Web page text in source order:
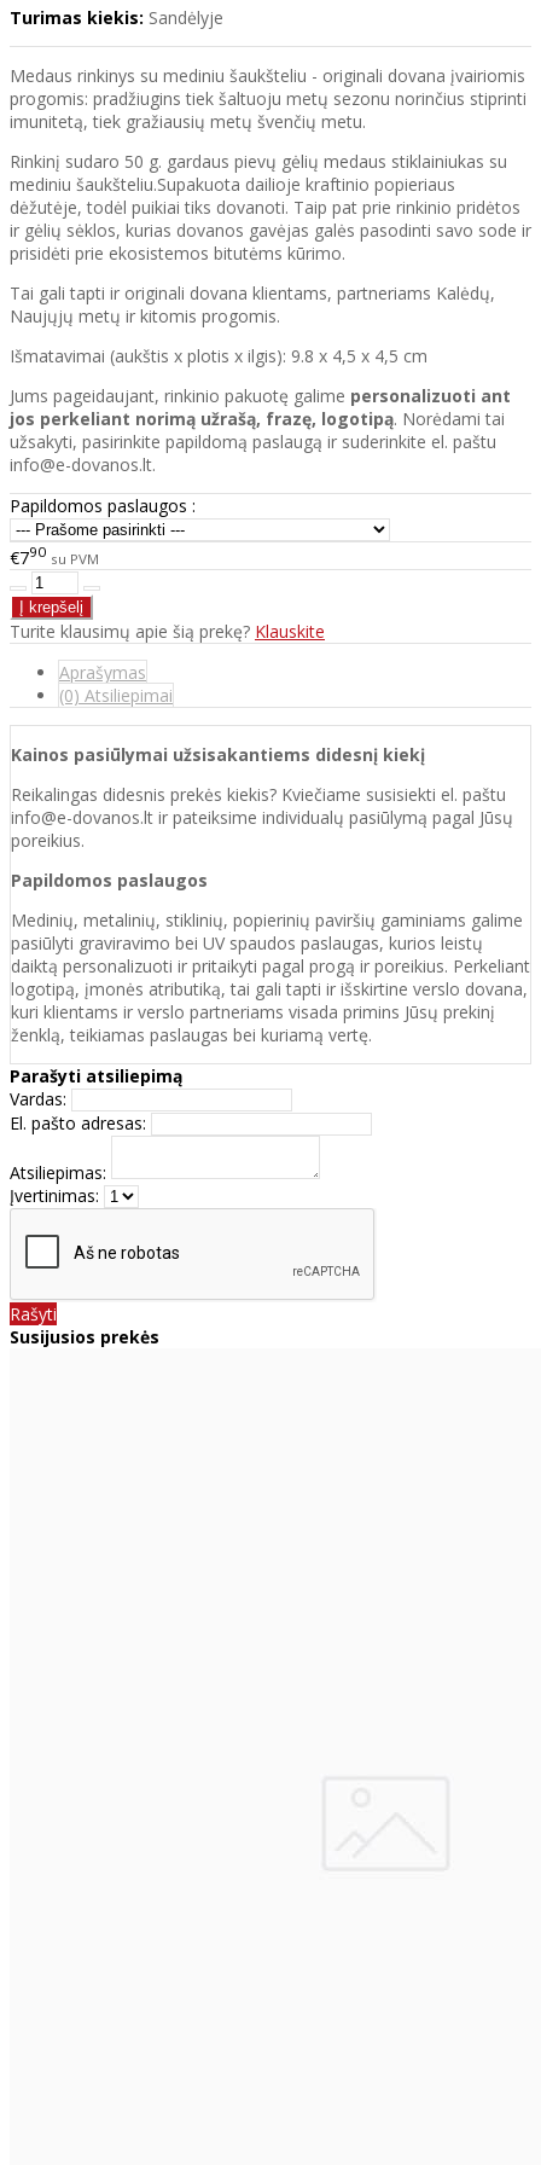
Turimas kiekis: Sandėlyje
Medaus rinkinys su mediniu šaukšteliu - originali dovana įvairiomis
progomis: pradžiugins tiek šaltuoju metų sezonu norinčius stiprinti
imunitetą, tiek gražiausių metų švenčių metu.
Rinkinį sudaro 50 g. gardaus pievų gėlių medaus stiklainiukas su
mediniu šaukšteliu.Supakuota dailioje kraftinio popieriaus
dėžutėje, todėl puikiai tiks dovanoti. Taip pat prie rinkinio pridėtos
ir gėlių sėklos, kurias dovanos gavėjas galės pasodinti savo sode ir
prisidėti prie ekosistemos bitutėms kūrimo.
Tai gali tapti ir originali dovana klientams, partneriams Kalėdų,
Naujųjų metų ir kitomis progomis.
Išmatavimai (aukštis x plotis x ilgis): 9.8 x 4,5 x 4,5 cm
Jums pageidaujant, rinkinio pakuotę galime personalizuoti ant
jos perkeliant norimą užrašą, frazę, logotipą. Norėdami tai
užsakyti, pasirinkite papildomą paslaugą ir suderinkite el. paštu
info@e-dovanos.lt.
Papildomos paslaugos :
€790 su PVM
Turite klausimų apie šią prekę? Klauskite
Aprašymas
(0) Atsiliepimai
Kainos pasiūlymai užsisakantiems didesnį kiekį
Reikalingas didesnis prekės kiekis? Kviečiame susisiekti el. paštu
info@e-dovanos.lt ir pateiksime individualų pasiūlymą pagal Jūsų
poreikius.
Papildomos paslaugos
Medinių, metalinių, stiklinių, popierinių paviršių gaminiams galime
pasiūlyti graviravimo bei UV spaudos paslaugas, kurios leistų
daiktą personalizuoti ir pritaikyti pagal progą ir poreikius. Perkeliant
logotipą, įmonės atributiką, tai gali tapti ir išskirtine verslo dovana,
kuri klientams ir verslo partneriams visada primins Jūsų prekinį
ženklą, teikiamas paslaugas bei kuriamą vertę.
Parašyti atsiliepimą
Vardas:
El. pašto adresas:
Atsiliepimas:
Įvertinimas:
Rašyti
Susijusios prekės